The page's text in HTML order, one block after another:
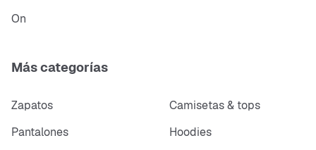
On
Más categorías
Zapatos
Camisetas & tops
Pantalones
Hoodies